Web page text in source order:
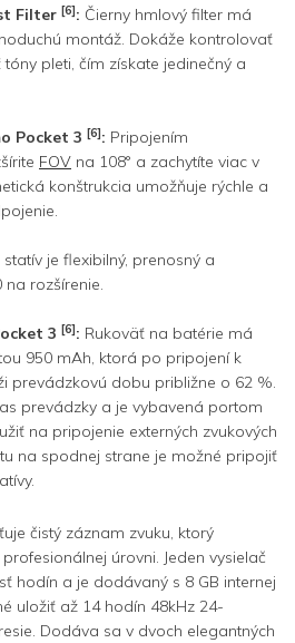
Filter [6]: Čierny hmlový filter má
montáž. Dokáže kontrolovať
pleti, čím získate jedinečný a
Pocket 3 [6]: Pripojením
FOV na 108° a zachytíte viac v
konštrukcia umožňuje rýchle a
statív je flexibilný, prenosný a
na rozšírenie.
3 [6]: Rukoväť na batérie má
950 mAh, ktorá po pripojení k
prevádzkovú dobu približne o 62 %.
prevádzky a je vybavená portom
na pripojenie externých zvukových
na spodnej strane je možné pripojiť
čistý záznam zvuku, ktorý
úrovni. Jeden vysielač
hodín a je dodávaný s 8 GB internej
uložiť až 14 hodín 48kHz 24-
Dodáva sa v dvoch elegantných